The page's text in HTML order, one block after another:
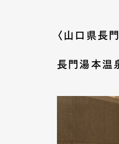
〈山口県長門
長門湯本